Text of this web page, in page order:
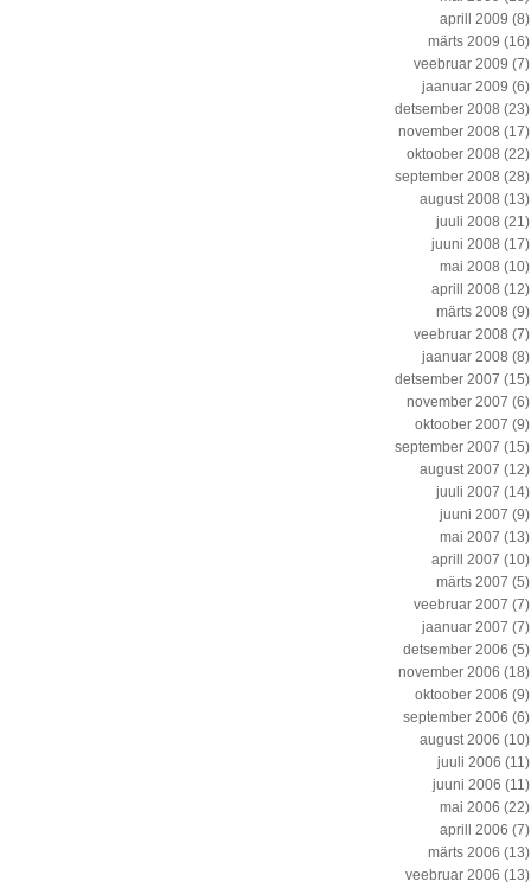
aprill 2009 (8)
märts 2009 (16)
veebruar 2009 (7)
jaanuar 2009 (6)
detsember 2008 (23)
november 2008 (17)
oktoober 2008 (22)
september 2008 (28)
august 2008 (13)
juuli 2008 (21)
juuni 2008 (17)
mai 2008 (10)
aprill 2008 (12)
märts 2008 (9)
veebruar 2008 (7)
jaanuar 2008 (8)
detsember 2007 (15)
november 2007 (6)
oktoober 2007 (9)
september 2007 (15)
august 2007 (12)
juuli 2007 (14)
juuni 2007 (9)
mai 2007 (13)
aprill 2007 (10)
märts 2007 (5)
veebruar 2007 (7)
jaanuar 2007 (7)
detsember 2006 (5)
november 2006 (18)
oktoober 2006 (9)
september 2006 (6)
august 2006 (10)
juuli 2006 (11)
juuni 2006 (11)
mai 2006 (22)
aprill 2006 (7)
märts 2006 (13)
veebruar 2006 (13)